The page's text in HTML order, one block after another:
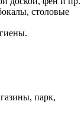
столовые
парк,